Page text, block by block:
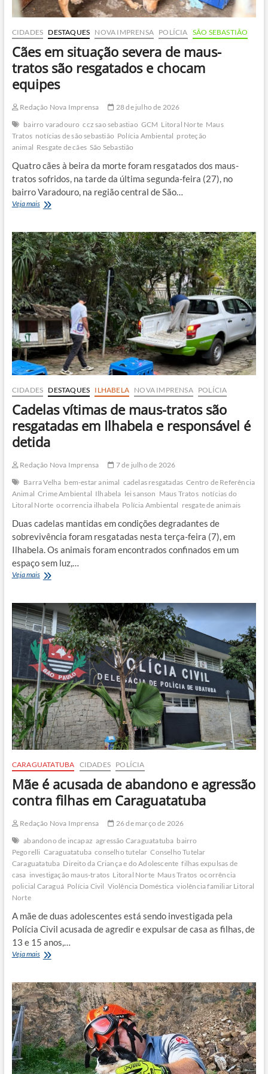
CIDADES DESTAQUES NOVA IMPRENSA POLÍCIA SÃO SEBASTIÃO
Cães em situação severa de maus-
tratos são resgatados e chocam
equipes
Redação Nova Imprensa
28 de julho de 2026
bairro varadouro ccz sao sebastiao GCM Litoral Norte Maus
Tratos notícias de são sebastião Polícia Ambiental proteção
animal Resgate de cães São Sebastião
Quatro cães à beira da morte foram resgatados dos maus-
tratos sofridos, na tarde da última segunda-feira (27), no
bairro Varadouro, na região central de São…
Veja maisCães
severa
de
maus-
tratos
são
resgatados
e
chocam
equipes
CIDADES DESTAQUES ILHABELA NOVA IMPRENSA POLÍCIA
Cadelas vítimas de maus-tratos são
resgatadas em Ilhabela e responsável é
detida
Redação Nova Imprensa
7 de julho de 2026
Barra Velha bem-estar animal cadelas resgatadas Centro de Referência
Animal Crime Ambiental Ilhabela lei sanson Maus Tratos notícias do
Litoral Norte ocorrencia ilhabela Polícia Ambiental resgate de animais
Duas cadelas mantidas em condições degradantes de
sobrevivência foram resgatadas nesta terça-feira (7), em
Ilhabela. Os animais foram encontrados confinados em um
espaço sem luz,…
Veja maisCadelas
maus-
tratos
são
resgatadas
em
Ilhabela
e
responsável
é
detida
CARAGUATATUBA CIDADES POLÍCIA
Mãe é acusada de abandono e agressão
contra filhas em Caraguatatuba
Redação Nova Imprensa
26 de março de 2026
abandono de incapaz agressão Caraguatatuba bairro
Pegorelli Caraguatatuba conselho tutelar Conselho Tutelar
Caraguatatuba Direito da Criança e do Adolescente filhas expulsas de
casa investigação maus-tratos Litoral Norte Maus Tratos ocorrência
policial Caraguá Polícia Civil Violência Doméstica violência familiar Litoral
Norte
A mãe de duas adolescentes está sendo investigada pela
Polícia Civil acusada de agredir e expulsar de casa as filhas, de
13 e 15 anos,…
Veja maisMãe
de
abandono
e
agressão
contra
filhas
em
Caraguatatuba